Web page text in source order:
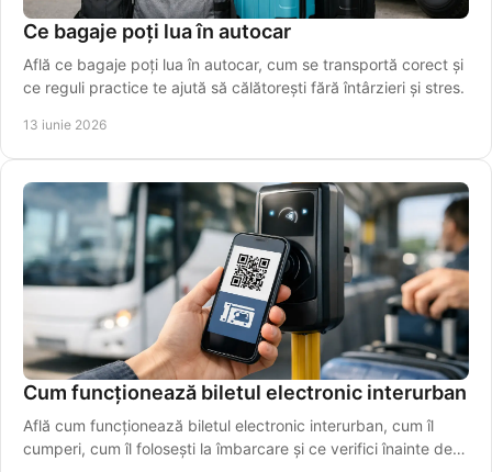
Ce bagaje poți lua în autocar
Află ce bagaje poți lua în autocar, cum se transportă corect și
ce reguli practice te ajută să călătorești fără întârzieri și stres.
13 iunie 2026
Cum funcționează biletul electronic interurban
Află cum funcționează biletul electronic interurban, cum îl
cumperi, cum îl folosești la îmbarcare și ce verifici înainte de